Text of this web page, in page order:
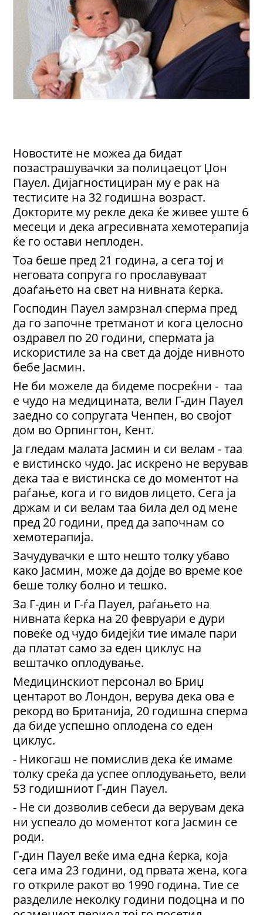
Новостите не можеа да бидат
позастрашувачки за полицаецот Џон
Пауел. Дијагностициран му е рак на
тестисите на 32 годишна возраст.
Докторите му рекле дека ќе живее уште 6
месеци и дека агресивната хемотерапија
ќе го остави неплоден.
Тоа беше пред 21 година, а сега тој и
неговата сопруга го прославуваат
доаѓањето на свет на нивната ќерка.
Господин Пауел замрзнал сперма пред
да го започне третманот и кога целосно
оздравел по 20 години, спермата ја
искористиле за на свет да дојде нивното
бебе Јасмин.
Не би можеле да бидеме посреќни - таа
е чудо на медицината, вели Г-дин Пауел
заедно со сопругата Ченпен, во својот
дом во Орпингтон, Кент.
Ја гледам малата Јасмин и си велам - таа
е вистинско чудо. Јас искрено не верував
дека таа е вистинска се до моментот на
раѓање, кога и го видов лицето. Сега ја
држам и си велам таа била дел од мене
пред 20 години, пред да започнам со
хемотерапија.
Зачудувачки е што нешто толку убаво
како Јасмин, може да дојде во време кое
беше толку болно и тешко.
За Г-дин и Г-ѓа Пауел, раѓањето на
нивната ќерка на 20 февруари е дури
повеќе од чудо бидејќи тие имале пари
да платат само за еден циклус на
вештачко оплодување.
Медицинскиот персонал во Бриџ
центарот во Лондон, верува дека ова е
рекорд во Британија, 20 годишна сперма
да биде успешно оплодена со еден
циклус.
- Никогаш не помислив дека ќе имаме
толку среќа да успее оплодувањето, вели
53 годишниот Г-дин Пауел.
- Не си дозволив себеси да верувам дека
ни успеало до моментот кога Јасмин се
роди.
Г-дин Пауел веќе има една ќерка, која
сега има 23 години, од првата жена, кога
го откриле ракот во 1990 година. Тие се
разделиле неколку години подоцна и по